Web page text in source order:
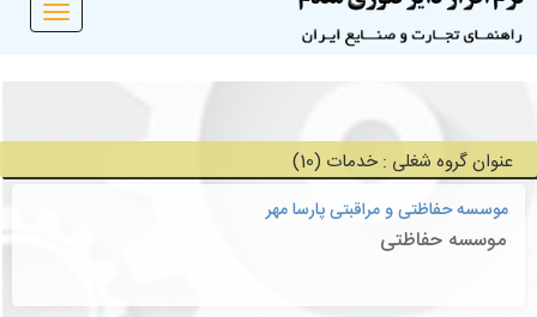
Toggle
عنوان گروه شغلی : خدمات (10)
موسسه حفاظتی و مراقبتی پارسا مهر
موسسه حفاظتی